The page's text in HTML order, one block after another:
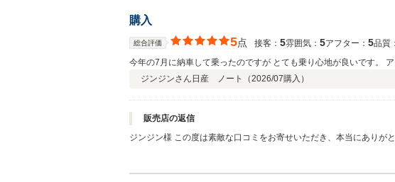
末永いお付き合いをよろしくお願いいたします。 この度は嬉しいク
購入
総合評価 5点 接客： 5雰囲気： 5アフター： 5品質：
今年の7月に納車して乗ったのですが とても乗り心地が良いです。
ジンジンさん 日産 ノート（2026/07購入）
販売店の返信
ジンジン様 この度は素敵な口コミをお寄せいただき、本当にありがとうございます！ 7月にご納車させていただいたお車、乗り心地が良いとのこ